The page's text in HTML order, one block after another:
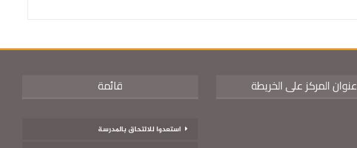
عنوان المركز على الخريطة قائمة
استعدوا للالتحاق بالمدرسة